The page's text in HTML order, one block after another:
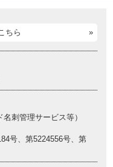
ちら
刺管理サービス等）
号、第5224556号、第